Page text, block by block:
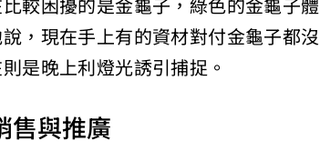
，現在手上有的資材對付金龜子都沒
是晚上利燈光誘引捕捉。
與推廣